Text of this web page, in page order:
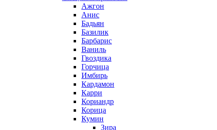
Ажгон
Анис
Бадьян
Базилик
Барбарис
Ваниль
Гвоздика
Горчица
Имбирь
Кардамон
Карри
Кориандр
Корица
Кумин
Зира